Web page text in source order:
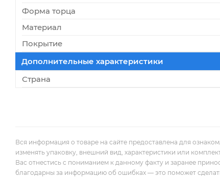
Форма торца
Материал
Покрытие
Дополнительные характеристики
Страна
Вся информация о товаре на сайте предоставлена для
изменять упаковку, внешний вид, характеристики или
Вас отнестись с пониманием к данному факту и заранее
благодарны за информацию об ошибках — это поможет